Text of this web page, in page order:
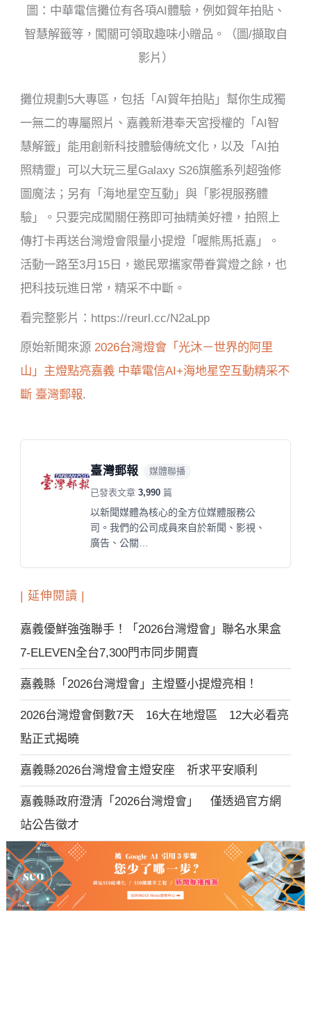
圖：中華電信攤位有各項AI體驗，例如賀年拍貼、
智慧解籤等，闖關可領取趣味小贈品。（圖/擷取自
影片）
攤位規劃5大專區，包括「AI賀年拍貼」幫你生成獨
一無二的專屬照片、嘉義新港奉天宮授權的「AI智
慧解籤」能用創新科技體驗傳統文化，以及「AI拍
照精靈」可以大玩三星Galaxy S26旗艦系列超強修
圖魔法；另有「海地星空互動」與「影視服務體
驗」。只要完成闖關任務即可抽精美好禮，拍照上
傳打卡再送台灣燈會限量小提燈「喔熊馬抵嘉」。
活動一路至3月15日，邀民眾攜家帶眷賞燈之餘，也
把科技玩進日常，精采不中斷。
看完整影片：https://reurl.cc/N2aLpp
原始新聞來源2026台灣燈會「光沐－世界的阿里
山」主燈點亮嘉義 中華電信AI+海地星空互動精采不
斷 臺灣郵報.
臺灣郵報 媒體聯播
已發表文章3,990 篇
以新聞媒體為核心的全方位媒體服務公
司。我們的公司成員來自於新聞、影視、
廣告、公關…
| 延伸閱讀 |
嘉義優鮮強強聯手！「2026台灣燈會」聯名水果盒
7-ELEVEN全台7,300門市同步開賣
嘉義縣「2026台灣燈會」主燈暨小提燈亮相！
2026台灣燈會倒數7天 16大在地燈區 12大必看亮
點正式揭曉
嘉義縣2026台灣燈會主燈安座 祈求平安順利
嘉義縣政府澄清「2026台灣燈會」 僅透過官方網
站公告徵才